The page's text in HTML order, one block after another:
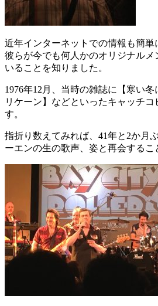
近年インターネットでの情報も簡単
彼らが今でも何人かのオリジナルメ
いることを知りました。
1976年12月、当時の雑誌に【寒い
リケーン】などといったキャッチコ
す。
指折り数えてみれば、41年と2か月
ーエンの生の歌声、姿と再会するこ